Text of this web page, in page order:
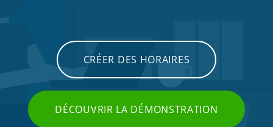
CRÉER DES HORAIRES
DÉCOUVRIR LA DÉMONSTRATION